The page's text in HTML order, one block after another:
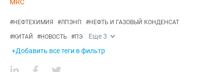
MRC
#НЕФТЕХИМИЯ #ЛПЭНП #НЕФТЬ И ГАЗОВЫЙ КОНДЕНСАТ
#КИТАЙ #НОВОСТЬ #ПЭ Еще3
+Добавить все теги в фильтр